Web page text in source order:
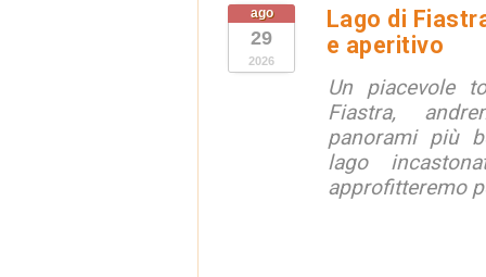
ago
29
2026
Lago di
e aperitivo
Un piacevole
Fiastra,
panorami più
lago
approfitteremo